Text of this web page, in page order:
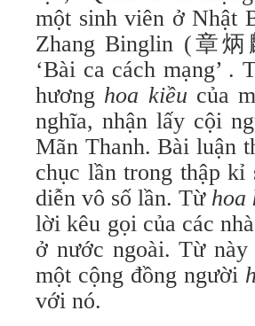
một sinh viên ở Nhật
Zhang Binglin (章炳
‘Bài ca cách mạng’ .
hương hoa kiều của
nghĩa, nhận lấy cội
Mãn Thanh. Bài luận
chục lần trong thập kỉ
diễn vô số lần. Từ hoa
lời kêu gọi của các
ở nước ngoài. Từ
một cộng đồng người
với nó.